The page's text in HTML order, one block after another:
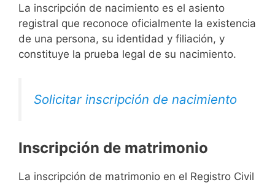
La inscripción de nacimiento es el asiento
registral que reconoce oficialmente la existencia
de una persona, su identidad y filiación, y
constituye la prueba legal de su nacimiento.
Solicitar inscripción de nacimiento
Inscripción de matrimonio
La inscripción de matrimonio en el Registro Civil